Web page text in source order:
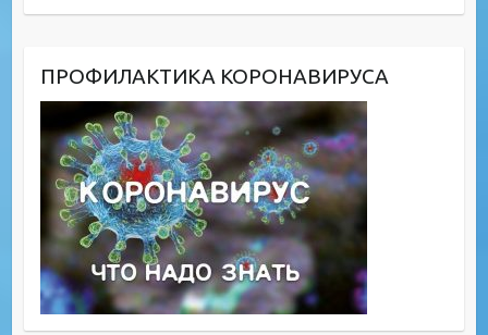
ПРОФИЛАКТИКА КОРОНАВИРУСА